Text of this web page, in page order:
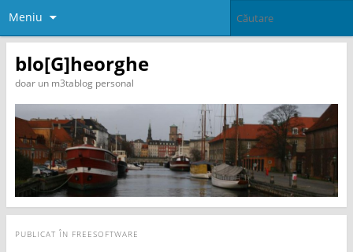
Meniu
blo[G]heorghe
doar un m3tablog personal
PUBLICAT ÎN FREESOFTWARE